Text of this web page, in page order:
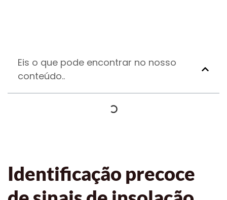
Eis o que pode encontrar no nosso
conteúdo..
Identificação precoce